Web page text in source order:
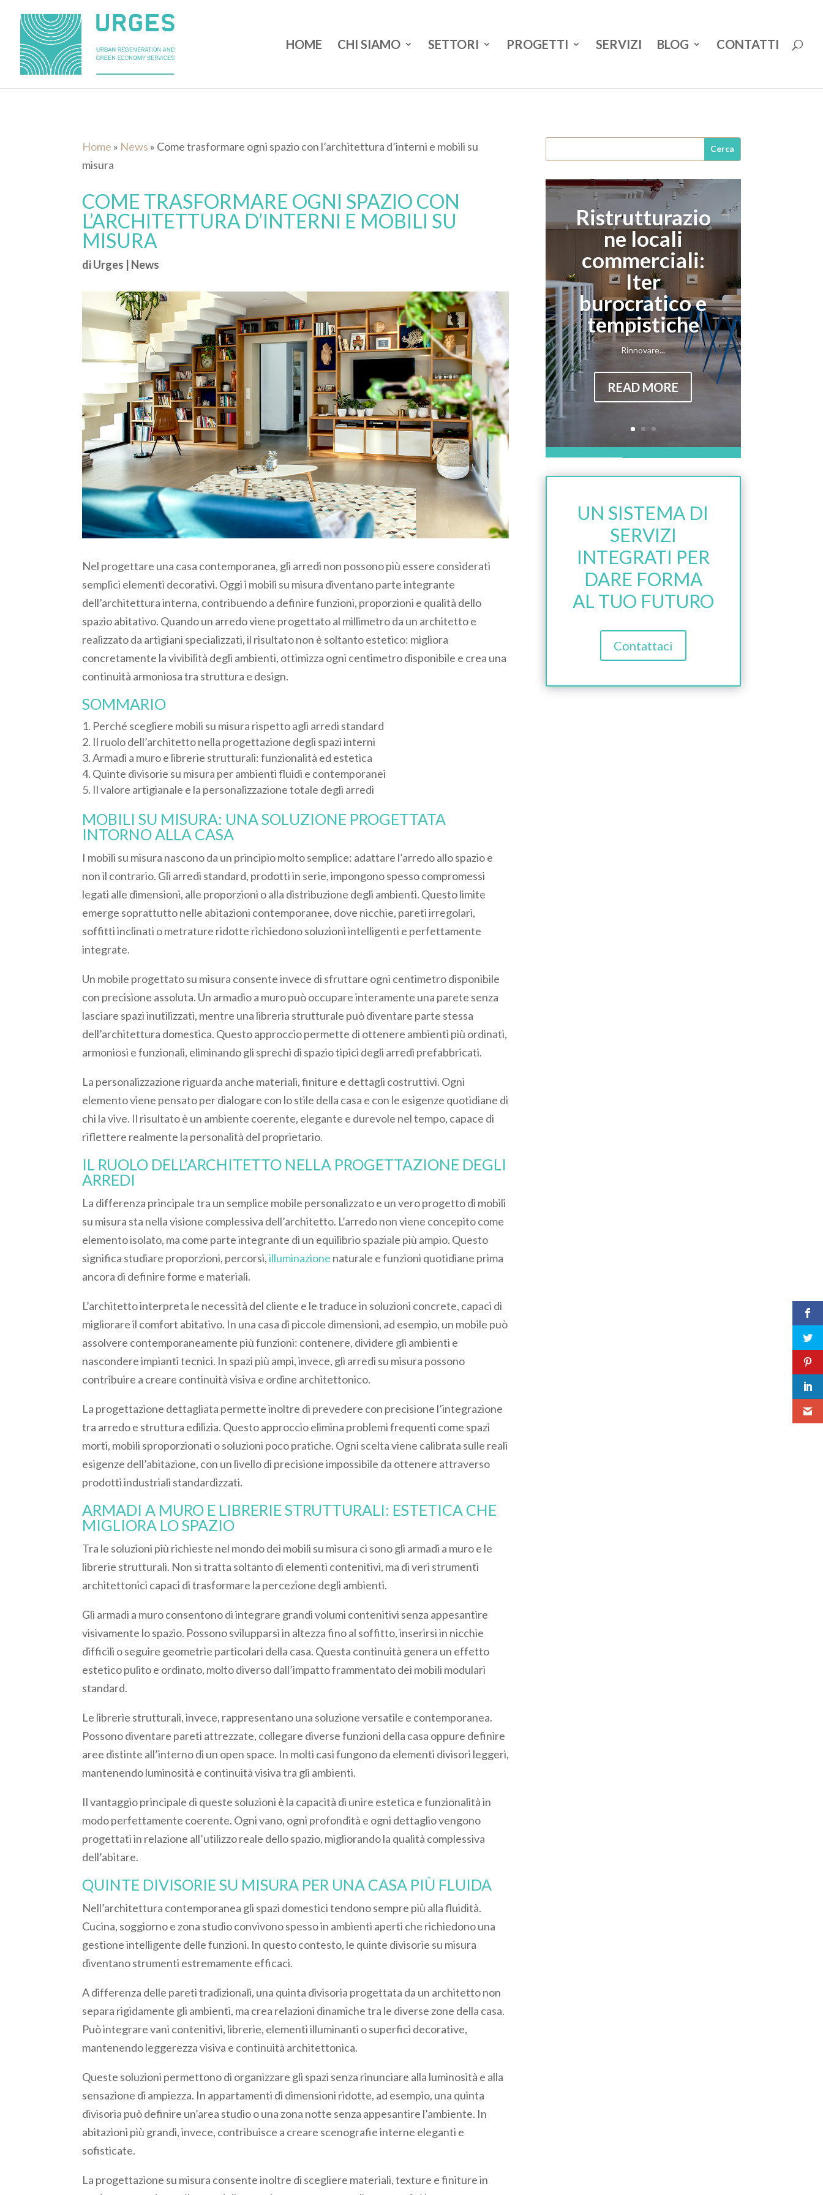
HOME CHI SIAMO SETTORI PROGETTI SERVIZI BLOG CONTATTI
Home » News » Come trasformare ogni spazio con l’architettura d’interni e mobili su
misura
COME TRASFORMARE OGNI SPAZIO CON
L’ARCHITETTURA D’INTERNI E MOBILI SU
MISURA
diUrges News
Nel progettare una casa contemporanea, gli arredi non possono più essere considerati
semplici elementi decorativi. Oggi i mobili su misura diventano parte integrante
dell’architettura interna, contribuendo a definire funzioni, proporzioni e qualità dello
spazio abitativo. Quando un arredo viene progettato al millimetro da un architetto e
realizzato da artigiani specializzati, il risultato non è soltanto estetico: migliora
concretamente la vivibilità degli ambienti, ottimizza ogni centimetro disponibile e crea una
continuità armoniosa tra struttura e design.
SOMMARIO
Perché scegliere mobili su misura rispetto agli arredi standard
Il ruolo dell’architetto nella progettazione degli spazi interni
Armadi a muro e librerie strutturali: funzionalità ed estetica
Quinte divisorie su misura per ambienti fluidi e contemporanei
Il valore artigianale e la personalizzazione totale degli arredi
MOBILI SU MISURA: UNA SOLUZIONE PROGETTATA
INTORNO ALLA CASA
I mobili su misura nascono da un principio molto semplice: adattare l’arredo allo spazio e
non il contrario. Gli arredi standard, prodotti in serie, impongono spesso compromessi
legati alle dimensioni, alle proporzioni o alla distribuzione degli ambienti. Questo limite
emerge soprattutto nelle abitazioni contemporanee, dove nicchie, pareti irregolari,
soffitti inclinati o metrature ridotte richiedono soluzioni intelligenti e perfettamente
integrate.
Un mobile progettato su misura consente invece di sfruttare ogni centimetro disponibile
con precisione assoluta. Un armadio a muro può occupare interamente una parete senza
lasciare spazi inutilizzati, mentre una libreria strutturale può diventare parte stessa
dell’architettura domestica. Questo approccio permette di ottenere ambienti più ordinati,
armoniosi e funzionali, eliminando gli sprechi di spazio tipici degli arredi prefabbricati.
La personalizzazione riguarda anche materiali, finiture e dettagli costruttivi. Ogni
elemento viene pensato per dialogare con lo stile della casa e con le esigenze quotidiane di
chi la vive. Il risultato è un ambiente coerente, elegante e durevole nel tempo, capace di
riflettere realmente la personalità del proprietario.
IL RUOLO DELL’ARCHITETTO NELLA PROGETTAZIONE DEGLI
ARREDI
La differenza principale tra un semplice mobile personalizzato e un vero progetto di mobili
su misura sta nella visione complessiva dell’architetto. L’arredo non viene concepito come
elemento isolato, ma come parte integrante di un equilibrio spaziale più ampio. Questo
significa studiare proporzioni, percorsi,illuminazione naturale e funzioni quotidiane prima
ancora di definire forme e materiali.
L’architetto interpreta le necessità del cliente e le traduce in soluzioni concrete, capaci di
migliorare il comfort abitativo. In una casa di piccole dimensioni, ad esempio, un mobile può
assolvere contemporaneamente più funzioni: contenere, dividere gli ambienti e
nascondere impianti tecnici. In spazi più ampi, invece, gli arredi su misura possono
contribuire a creare continuità visiva e ordine architettonico.
La progettazione dettagliata permette inoltre di prevedere con precisione l’integrazione
tra arredo e struttura edilizia. Questo approccio elimina problemi frequenti come spazi
morti, mobili sproporzionati o soluzioni poco pratiche. Ogni scelta viene calibrata sulle reali
esigenze dell’abitazione, con un livello di precisione impossibile da ottenere attraverso
prodotti industriali standardizzati.
ARMADI A MURO E LIBRERIE STRUTTURALI: ESTETICA CHE
MIGLIORA LO SPAZIO
Tra le soluzioni più richieste nel mondo dei mobili su misura ci sono gli armadi a muro e le
librerie strutturali. Non si tratta soltanto di elementi contenitivi, ma di veri strumenti
architettonici capaci di trasformare la percezione degli ambienti.
Gli armadi a muro consentono di integrare grandi volumi contenitivi senza appesantire
visivamente lo spazio. Possono svilupparsi in altezza fino al soffitto, inserirsi in nicchie
difficili o seguire geometrie particolari della casa. Questa continuità genera un effetto
estetico pulito e ordinato, molto diverso dall’impatto frammentato dei mobili modulari
standard.
Le librerie strutturali, invece, rappresentano una soluzione versatile e contemporanea.
Possono diventare pareti attrezzate, collegare diverse funzioni della casa oppure definire
aree distinte all’interno di un open space. In molti casi fungono da elementi divisori leggeri,
mantenendo luminosità e continuità visiva tra gli ambienti.
Il vantaggio principale di queste soluzioni è la capacità di unire estetica e funzionalità in
modo perfettamente coerente. Ogni vano, ogni profondità e ogni dettaglio vengono
progettati in relazione all’utilizzo reale dello spazio, migliorando la qualità complessiva
dell’abitare.
QUINTE DIVISORIE SU MISURA PER UNA CASA PIÙ FLUIDA
Nell’architettura contemporanea gli spazi domestici tendono sempre più alla fluidità.
Cucina, soggiorno e zona studio convivono spesso in ambienti aperti che richiedono una
gestione intelligente delle funzioni. In questo contesto, le quinte divisorie su misura
diventano strumenti estremamente efficaci.
A differenza delle pareti tradizionali, una quinta divisoria progettata da un architetto non
separa rigidamente gli ambienti, ma crea relazioni dinamiche tra le diverse zone della casa.
Può integrare vani contenitivi, librerie, elementi illuminanti o superfici decorative,
mantenendo leggerezza visiva e continuità architettonica.
Queste soluzioni permettono di organizzare gli spazi senza rinunciare alla luminosità e alla
sensazione di ampiezza. In appartamenti di dimensioni ridotte, ad esempio, una quinta
divisoria può definire un’area studio o una zona notte senza appesantire l’ambiente. In
abitazioni più grandi, invece, contribuisce a creare scenografie interne eleganti e
sofisticate.
La progettazione su misura consente inoltre di scegliere materiali, texture e finiture in
Ristrutturazio
ne locali
commerciali:
Iter
burocratico e
tempistiche
Rinnovare...
READ MORE
UN SISTEMA DI
SERVIZI
INTEGRATI PER
DARE FORMA
AL TUO FUTURO
Contattaci